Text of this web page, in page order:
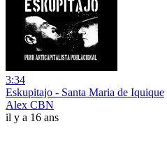
3:34
Eskupitajo - Santa Maria de Iquique
Alex CBN
il y a 16 ans